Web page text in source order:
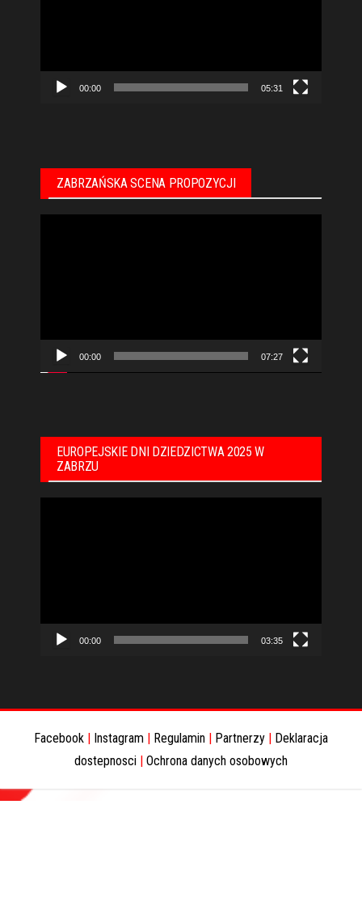
00:00 05:31
ZABRZAŃSKA SCENA PROPOZYCJI
00:00 07:27
EUROPEJSKIE DNI DZIEDZICTWA 2025 W
ZABRZU
00:00 03:35
Facebook | Instagram | Regulamin | Partnerzy | Deklaracja
dostepnosci | Ochrona danych osobowych